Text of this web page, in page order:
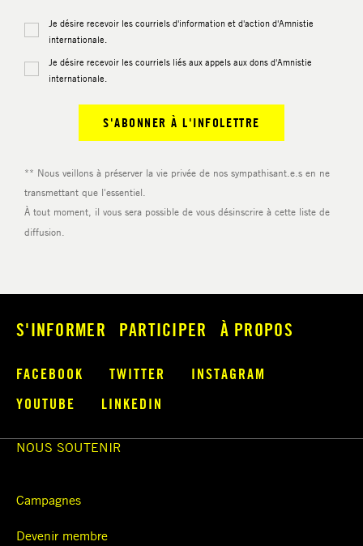
S'INFORMER PARTICIPER À PROPOS
FACEBOOK TWITTER
INSTAGRAM
YOUTUBE
LINKEDIN
NOUS SOUTENIR
Campagnes
Devenir membre